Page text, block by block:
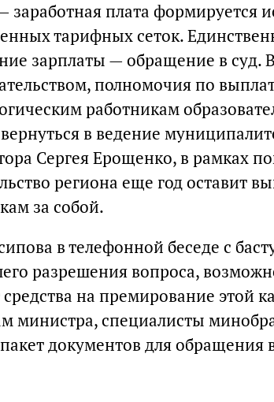
заработная плата формируется
тарифных сеток.
зарплаты — обращение в суд. В
полномочия по
работникам
в ведение
Сергея Ерощенко, в рамках
региона еще год оставит
за собой.
в телефонной беседе с
разрешения вопроса,
на премирование этой
министра, специалисты
документов для обращения